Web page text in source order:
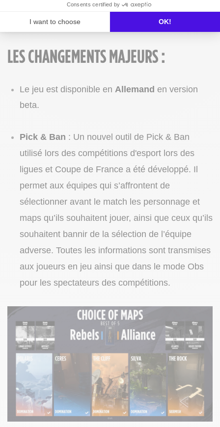
Consents certified by
I want to choose OK!
d'améliorer l'expérience joueur. Tous les détails et
changements sont à retrouver ci-dessous :
LES CHANGEMENTS MAJEURS :
Le jeu est disponible en Allemand en version
beta.
Pick & Ban : Un nouvel outil de Pick & Ban
utilisé lors des compétitions d'esport lors des
ligues et Coupe de France a été développé. Il
permet aux équipes qui s’affrontent de
sélectionner avant le match les personnage et
maps qu’ils souhaitent jouer, ainsi que ceux qu’ils
souhaitent bannir de la sélection de l’équipe
adverse. Toutes les informations sont transmises
aux joueurs en jeu ainsi que dans le mode Obs
pour les spectateurs des compétitions.